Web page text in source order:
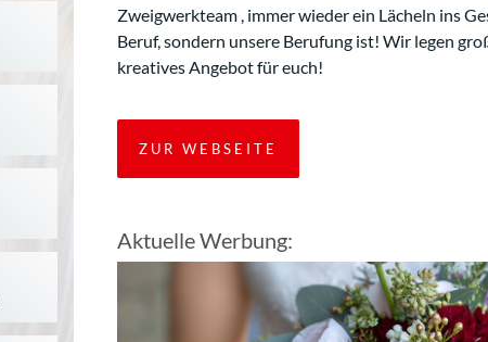
Zweigwerkteam , immer wieder ein Lächeln ins
Beruf, sondern unsere Berufung ist! Wir legen
kreatives Angebot für euch!
ZUR WEBSEITE
Aktuelle Werbung: